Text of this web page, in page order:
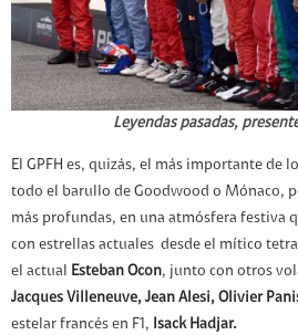
Leyendas pasadas,
El GPFH es, quizás, el más importante de
todo el barullo de Goodwood o Mónaco,
más profundas, en una atmósfera festiva
con estrellas actuales desde el mítico
el actual Esteban Ocon, junto con otros
Jacques Villeneuve, Jean Alesi, Olivier
estelar francés en F1, Isack Hadjar.